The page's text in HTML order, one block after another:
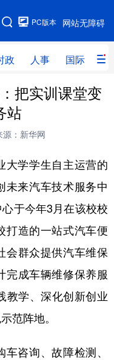
网站无障碍
PC版本
政 人事 国际 财
时政 人事
网评
球连线
量子 体育
健康 军事
金融 汽车
息化 数字经济
银龄 溯源中国
能源
时尚 悦读
把实训课堂变
站
源：新华网
学学生自主运营的
来汽车技术服务中
于今年3月在该校校
打造的一站式汽车便
会群众提供汽车维保
完成车辆维修保养服
教学、深化创新创业
范阵地。
咨询、故障检测、